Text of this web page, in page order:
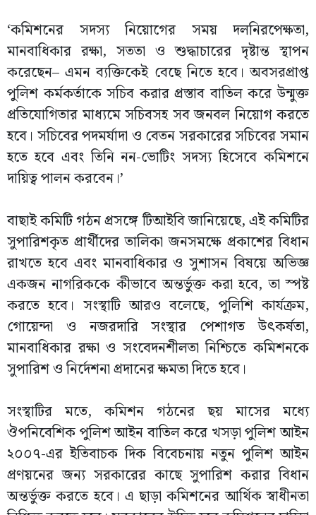
‘কমিশনের সদস্য নিয়োগের সময় দলনিরপেক্ষতা,
মানবাধিকার রক্ষা, সততা ও শুদ্ধাচারের দৃষ্টান্ত স্থাপন
করেছেন– এমন ব্যক্তিকেই বেছে নিতে হবে। অবসরপ্রাপ্ত
পুলিশ কর্মকর্তাকে সচিব করার প্রস্তাব বাতিল করে উন্মুক্ত
প্রতিযোগিতার মাধ্যমে সচিবসহ সব জনবল নিয়োগ করতে
হবে। সচিবের পদমর্যাদা ও বেতন সরকারের সচিবের সমান
হতে হবে এবং তিনি নন-ভোটিং সদস্য হিসেবে কমিশনে
দায়িত্ব পালন করবেন।’
বাছাই কমিটি গঠন প্রসঙ্গে টিআইবি জানিয়েছে, এই কমিটির
সুপারিশকৃত প্রার্থীদের তালিকা জনসমক্ষে প্রকাশের বিধান
রাখতে হবে এবং মানবাধিকার ও সুশাসন বিষয়ে অভিজ্ঞ
একজন নাগরিককে কীভাবে অন্তর্ভুক্ত করা হবে, তা স্পষ্ট
করতে হবে। সংস্থাটি আরও বলেছে, পুলিশি কার্যক্রম,
গোয়েন্দা ও নজরদারি সংস্থার পেশাগত উৎকর্ষতা,
মানবাধিকার রক্ষা ও সংবেদনশীলতা নিশ্চিতে কমিশনকে
সুপারিশ ও নির্দেশনা প্রদানের ক্ষমতা দিতে হবে।
সংস্থাটির মতে, কমিশন গঠনের ছয় মাসের মধ্যে
ঔপনিবেশিক পুলিশ আইন বাতিল করে খসড়া পুলিশ আইন
২০০৭-এর ইতিবাচক দিক বিবেচনায় নতুন পুলিশ আইন
প্রণয়নের জন্য সরকারের কাছে সুপারিশ করার বিধান
অন্তর্ভুক্ত করতে হবে। এ ছাড়া কমিশনের আর্থিক স্বাধীনতা